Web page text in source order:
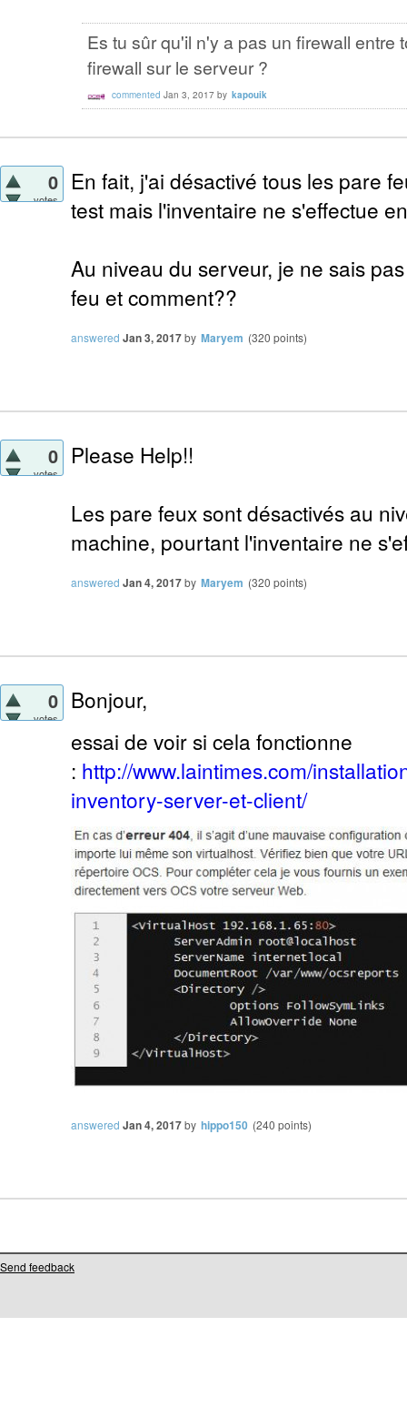
Es tu sûr qu'il n'y a pas un firewall entre
firewall sur le serveur ?
commented Jan 3, 2017 by kapouik
0
votes
En fait, j'ai désactivé tous les pare
test mais l'inventaire ne s'effectue
Au niveau du serveur, je ne sais
feu et comment??
answered Jan 3, 2017by Maryem (320 points)
0
votes
Please Help!!
Les pare feux sont désactivés au
machine, pourtant l'inventaire ne
answered Jan 4, 2017by Maryem (320 points)
0
votes
Bonjour,
essai de voir si cela fonctionne
: http://www.laintimes.com/
inventory-server-et-client/
answered Jan 4, 2017by hippo150 (240 points)
Send feedback